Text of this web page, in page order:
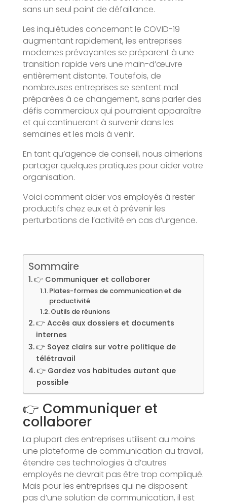
sans un seul point de défaillance.
Les inquiétudes concernant le COVID-19
augmentant rapidement, les entreprises
modernes prévoyantes se préparent à une
transition rapide vers une main-d’œuvre
entièrement distante. Toutefois, de
nombreuses entreprises se sentent mal
préparées à ce changement, sans parler des
défis commerciaux qui pourraient apparaître
et qui continueront à survenir dans les
semaines et les mois à venir.
En tant qu’agence de conseil, nous aimerions
partager quelques pratiques pour aider votre
organisation.
Voici comment aider vos employés à rester
productifs chez eux et à prévenir les
perturbations de l’activité en cas d’urgence.
Sommaire
👉 Communiquer et collaborer
Plates-formes de communication et de
productivité
Outils de réunions
👉 Accès aux dossiers et documents
internes
👉 Soyez clairs sur votre politique de
télétravail
👉 Gardez vos habitudes autant que
possible
👉 Communiquer et
collaborer
La plupart des entreprises utilisent au moins
une plateforme de communication au travail,
étendre ces technologies à d’autres
employés ne devrait pas être trop compliqué.
Mais pour les entreprises qui ne disposent
pas d’une solution de communication, il est